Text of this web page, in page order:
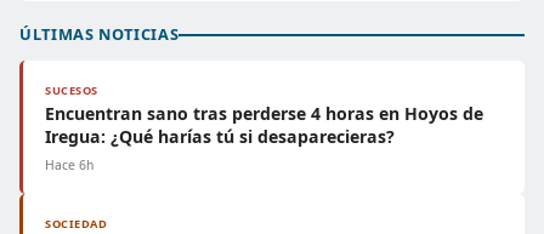
ÚLTIMAS NOTICIAS
SUCESOS
Encuentran sano tras perderse 4 horas en Hoyos de
Iregua: ¿Qué harías tú si desaparecieras?
Hace 6h
SOCIEDAD